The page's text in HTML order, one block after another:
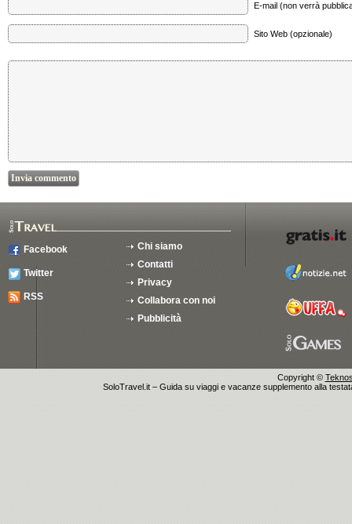
E-mail (non verrà
Sito Web (opzionale)
Facebook
Twitter
RSS
Chi siamo
Contatti
Privacy
Collabora con noi
Pubblicità
Copyright ©
SoloTravel.it – Guida su viaggi e vacanze supplemento alla